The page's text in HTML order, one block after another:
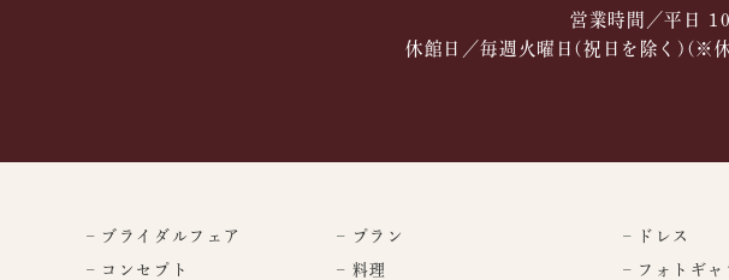
営業時間／平日
休館日／毎週火曜日(祝日を除く)(※
– ブライダルフェア
– コンセプト
– プラン
– 料理
– ドレス
– フォトギャ